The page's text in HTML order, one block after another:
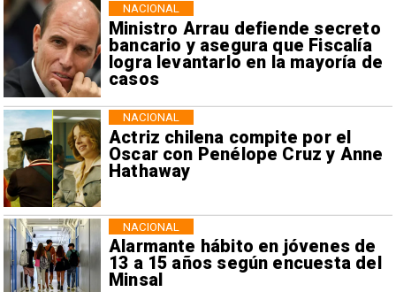
Ministro Arrau defiende secreto
bancario y asegura que Fiscalía
logra levantarlo en la mayoría de
casos
NACIONAL
Actriz chilena compite por el
Oscar con Penélope Cruz y Anne
Hathaway
NACIONAL
Alarmante hábito en jóvenes de
13 a 15 años según encuesta del
Minsal
NACIONAL